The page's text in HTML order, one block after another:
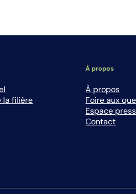
la filière
À propos
À propos
Foire aux
Espace
Contact